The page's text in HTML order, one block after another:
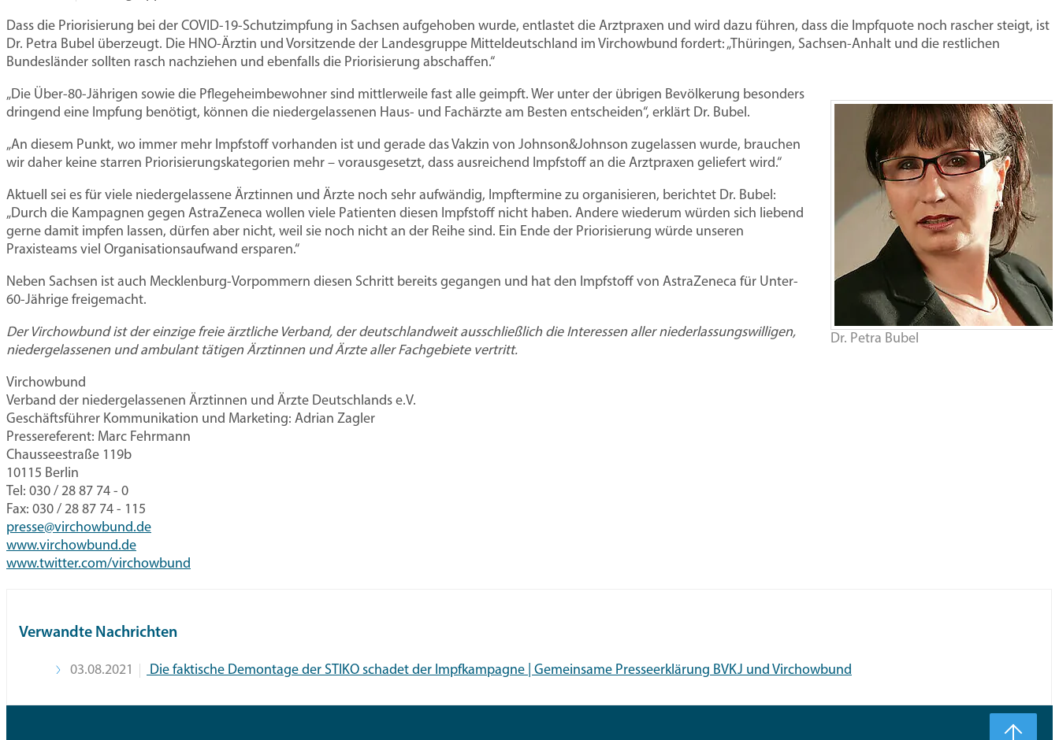
Wie Sie jetzt wirtschaftlich überleben
30.000 Euro kostet das GKV-Sparpaket im
Schnitt jede Arztpraxis ab 2027. Der
Virchowbund berät Sie, wie Sie die Verluste
begrenzen.
Das können Sie tun
Praxisberatung
Rechtsberatung
Mentoren-Programm
Niederlassung
und
Zulassung
Praxisübernahme
Anforderungen
an Praxisräume
Mietvertrag
Arztpraxis
Gemeinschaftspraxis-
Vertretung
Digitale
Praxismodelle
Hospitation
NEU: Mit der Hospitationsvereinbarung
regeln Sie Hospitationen in einer Arztpraxis
rechtssicher.
Famulaturbörse
Tarifvertrag MFA
Tarifvertrag Ärzte
für Ärzte und MFA
Personalverwaltung
Teamführung
Aus- und Weiterbildung
Aushangpflichtige
Gesetze
Berufshaftpflicht
Downloads für Mitglieder
Knapp 100 Praxisinfos, Musterverträge,
Vorlagen und Checklisten für die Praxis
Vorteile
Musterverträge & Vorlagen
Veranstaltungen
Beiträge
Mitglieder werben Mitglieder
Wie Sie jetzt wirtschaftlich überleben
30.000 Euro kostet das GKV-Sparpaket im
Schnitt jede Arztpraxis ab 2027. Der
Virchowbund berät Sie, wie Sie die Verluste
begrenzen.
Das können Sie tun
Niederlassungsfreiheit
Freiberuflichkeit
Ambulante Weiterbildung
eHealth
Patientensteuerung
Landesgruppen
Bundesvorstand
Veranstaltungen
75 Jahre Virchowbund
Bundeshauptversammlung 2025
Dass die Priorisierung bei der COVID-19-Schutzimpfung in Sachsen aufgehoben wurde, entlastet die Arztpraxen und wird dazu führen, dass die Impfquote noch rascher steigt, ist
Dr. Petra Bubel überzeugt. Die HNO-Ärztin und Vorsitzende der Landesgruppe Mitteldeutschland im Virchowbund fordert: „Thüringen, Sachsen-Anhalt und die restlichen
Bundesländer sollten rasch nachziehen und ebenfalls die Priorisierung abschaffen.“
Dr. Petra Bubel
„Die Über-80-Jährigen sowie die Pflegeheimbewohner sind mittlerweile fast alle geimpft. Wer unter der übrigen Bevölkerung besonders
dringend eine Impfung benötigt, können die niedergelassenen Haus- und Fachärzte am Besten entscheiden“, erklärt Dr. Bubel.
„An diesem Punkt, wo immer mehr Impfstoff vorhanden ist und gerade das Vakzin von Johnson&Johnson zugelassen wurde, brauchen
wir daher keine starren Priorisierungskategorien mehr – vorausgesetzt, dass ausreichend Impfstoff an die Arztpraxen geliefert wird.“
Aktuell sei es für viele niedergelassene Ärztinnen und Ärzte noch sehr aufwändig, Impftermine zu organisieren, berichtet Dr. Bubel:
„Durch die Kampagnen gegen AstraZeneca wollen viele Patienten diesen Impfstoff nicht haben. Andere wiederum würden sich liebend
gerne damit impfen lassen, dürfen aber nicht, weil sie noch nicht an der Reihe sind. Ein Ende der Priorisierung würde unseren
Praxisteams viel Organisationsaufwand ersparen.“
Neben Sachsen ist auch Mecklenburg-Vorpommern diesen Schritt bereits gegangen und hat den Impfstoff von AstraZeneca für Unter-
60-Jährige freigemacht.
Der Virchowbund ist der einzige freie ärztliche Verband, der deutschlandweit ausschließlich die Interessen aller niederlassungswilligen,
niedergelassenen und ambulant tätigen Ärztinnen und Ärzte aller Fachgebiete vertritt.
Virchowbund
Verband der niedergelassenen Ärztinnen und Ärzte Deutschlands e.V.
Geschäftsführer Kommunikation und Marketing: Adrian Zagler
Pressereferent: Marc Fehrmann
Chausseestraße 119b
10115 Berlin
Tel: 030 / 28 87 74 - 0
Fax: 030 / 28 87 74 - 115
presse@virchowbund.de
www.virchowbund.de
www.twitter.com/virchowbund
Verwandte Nachrichten
03.08.2021 Die faktische Demontage der STIKO schadet der Impfkampagne | Gemeinsame Presseerklärung BVKJ und Virchowbund